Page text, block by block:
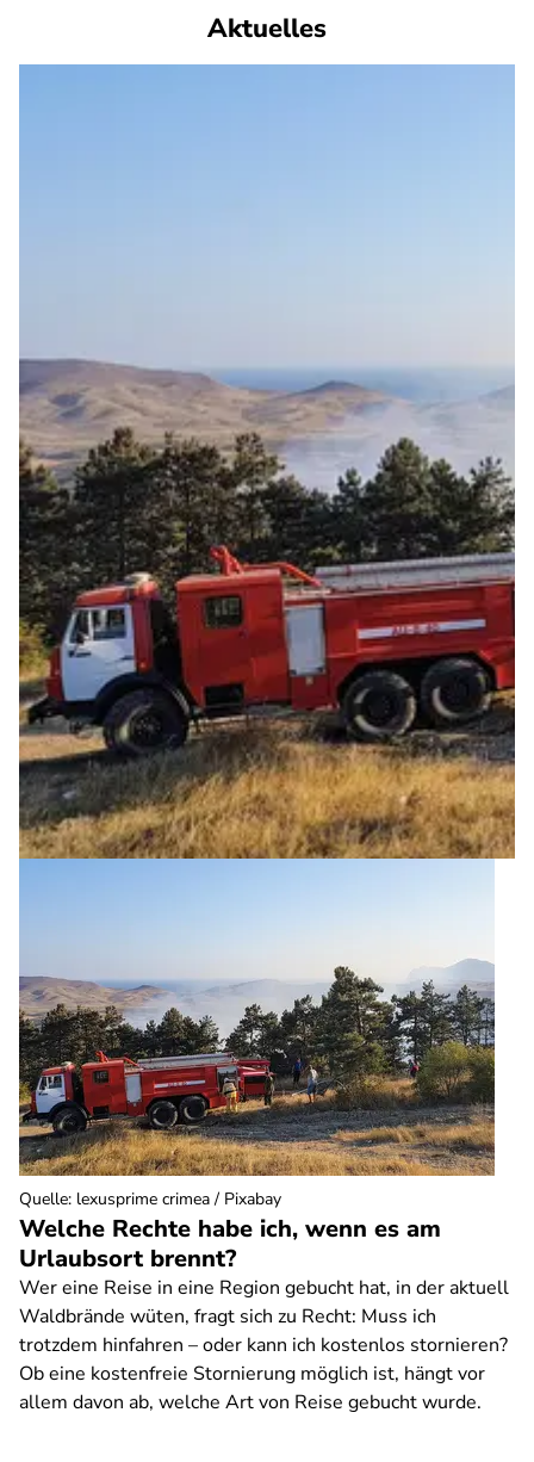
Aktuelles
Welche Rechte habe ich, wenn es am
Urlaubsort brennt?
Wer eine Reise in eine Region gebucht hat, in der aktuell
Waldbrände wüten, fragt sich zu Recht: Muss ich
trotzdem hinfahren – oder kann ich kostenlos stornieren?
Ob eine kostenfreie Stornierung möglich ist, hängt vor
allem davon ab, welche Art von Reise gebucht wurde.
Quelle: lexusprime crimea / Pixabay